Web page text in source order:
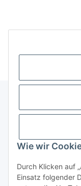
Wie wir
Durch Klicken auf
Einsatz folgender
Informationen
Gesetzliche
Copyright